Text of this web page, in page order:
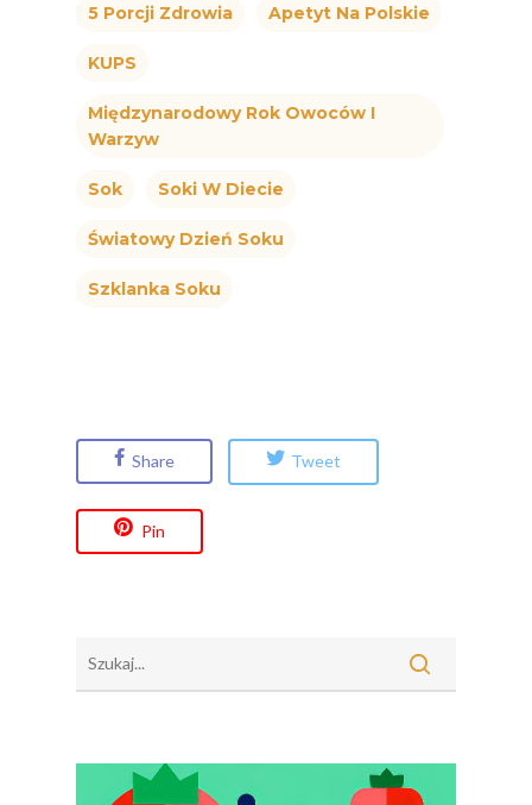
5 Porcji Zdrowia Apetyt Na Polskie
KUPS
Międzynarodowy Rok Owoców I
Warzyw
Sok Soki W Diecie
Światowy Dzień Soku
Szklanka Soku
Share Tweet
Pin